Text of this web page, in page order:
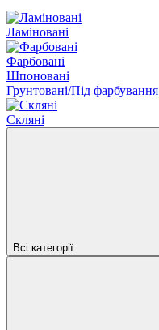
Ламіновані
Фарбовані
Шпоновані
Грунтовані/Під фарбування
Скляні
Всі категорії